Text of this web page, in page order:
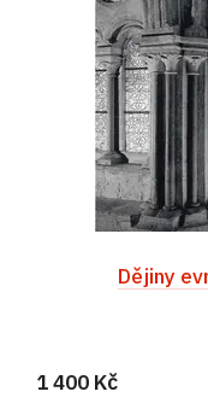
Dějiny
1 400 Kč